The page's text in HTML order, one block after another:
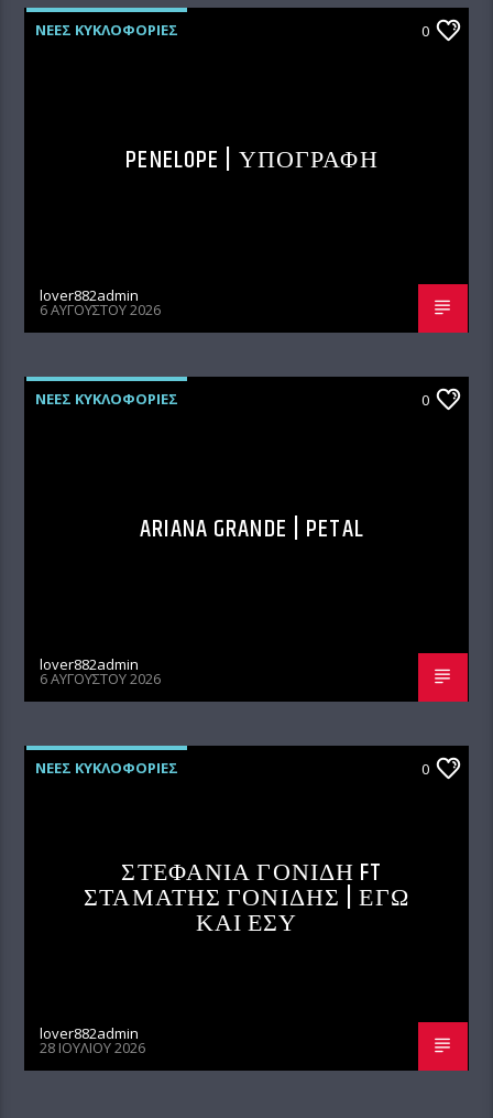
ΝΕΕΣ ΚΥΚΛΟΦΟΡΙΕΣ 0
PENELOPE | ΥΠΟΓΡΑΦΗ
lover882admin
6 ΑΥΓΟΎΣΤΟΥ 2026
ΝΕΕΣ ΚΥΚΛΟΦΟΡΙΕΣ 0
ARIANA GRANDE | PETAL
lover882admin
6 ΑΥΓΟΎΣΤΟΥ 2026
ΝΕΕΣ ΚΥΚΛΟΦΟΡΙΕΣ 0
ΣΤΕΦΑΝΙΑ ΓΟΝΙΔΗ FT
ΣΤΑΜΑΤΗΣ ΓΟΝΙΔΗΣ | ΕΓΩ
ΚΑΙ ΕΣΥ
lover882admin
28 ΙΟΥΛΊΟΥ 2026